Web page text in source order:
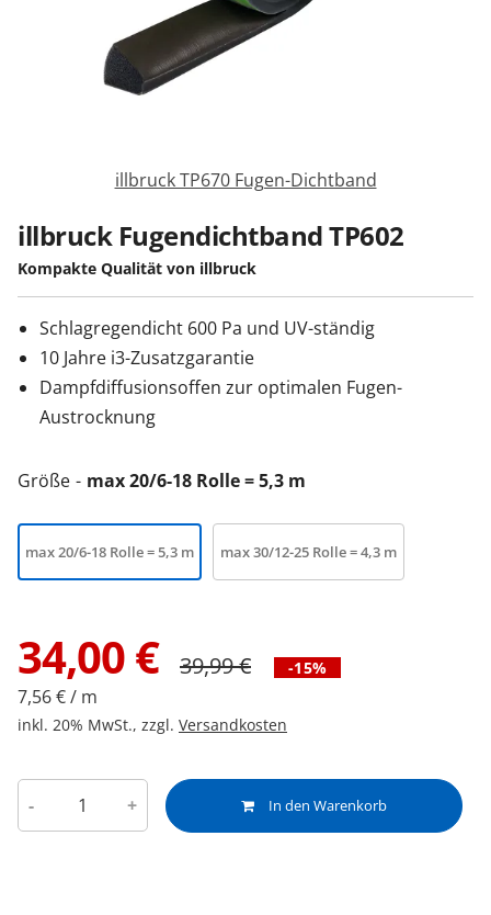
Garagentore
Anmelden / Registrieren
Kontakt / Hilfe
illbruck TP670 Fugen-Dichtband
illbruck Fugendichtband TP602
Kompakte Qualität von illbruck
Schlagregendicht 600 Pa und UV-ständig
10 Jahre i3-Zusatzgarantie
Dampfdiffusionsoffen zur optimalen Fugen-
Austrocknung
Größe max 20/6-18 Rolle = 5,3 m
max 20/6-18 Rolle = 5,3 m max 30/12-25 Rolle = 4,3 m
34,00€ 39,99€ -15%
7,56 € / m
inkl. 20% MwSt., zzgl. Versandkosten
- + In den Warenkorb